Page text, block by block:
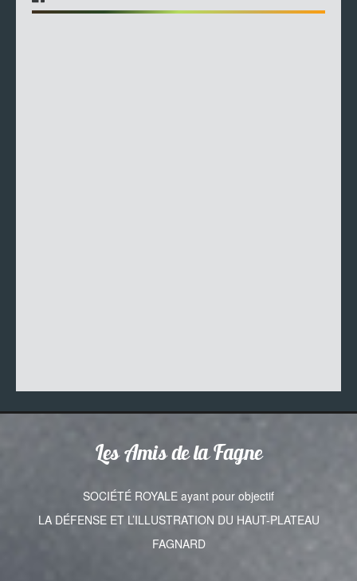
Les Amis de la Fagne
SOCIÉTÉ ROYALE ayant pour objectif
LA DÉFENSE ET L’ILLUSTRATION DU HAUT-PLATEAU
FAGNARD